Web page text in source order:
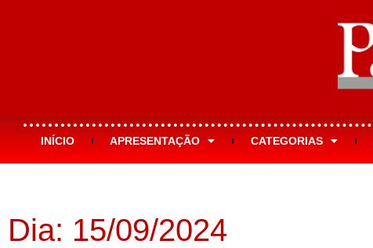
INÍCIO APRESENTAÇÃO CATEGORIAS
Dia: 15/09/2024